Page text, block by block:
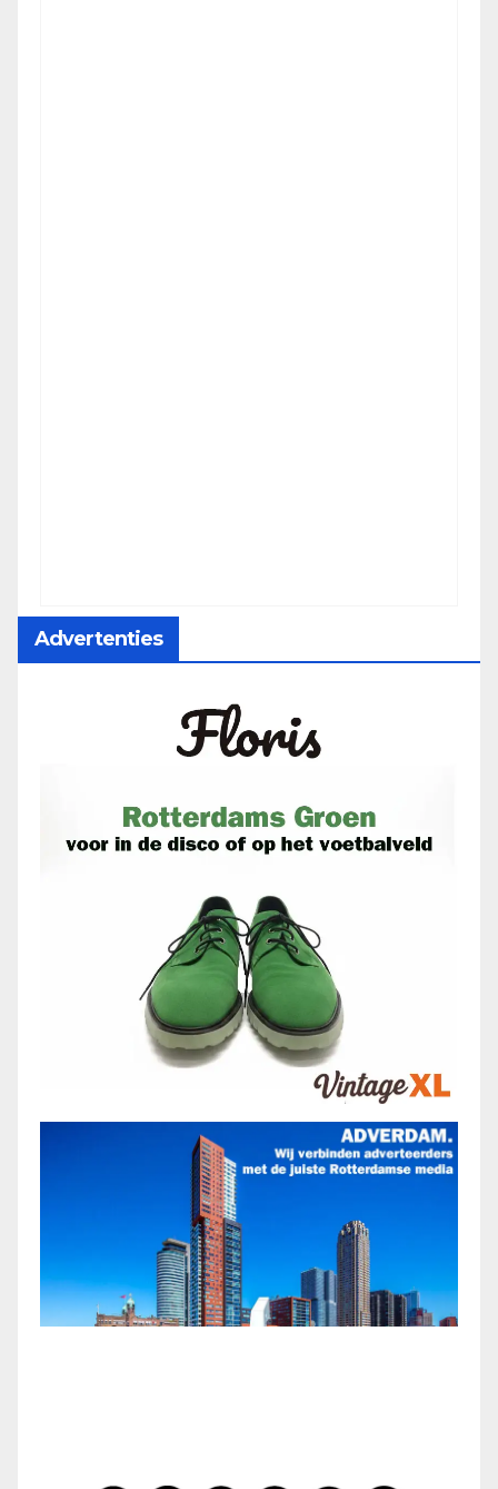
Advertenties